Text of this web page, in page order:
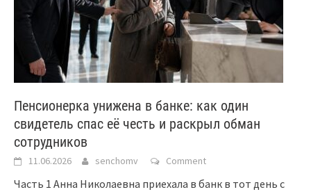
Пенсионерка унижена в банке: как один
свидетель спас её честь и раскрыл обман
сотрудников
11.06.2026 senchomv Comment
Часть 1 Анна Николаевна приехала в банк в тот день с